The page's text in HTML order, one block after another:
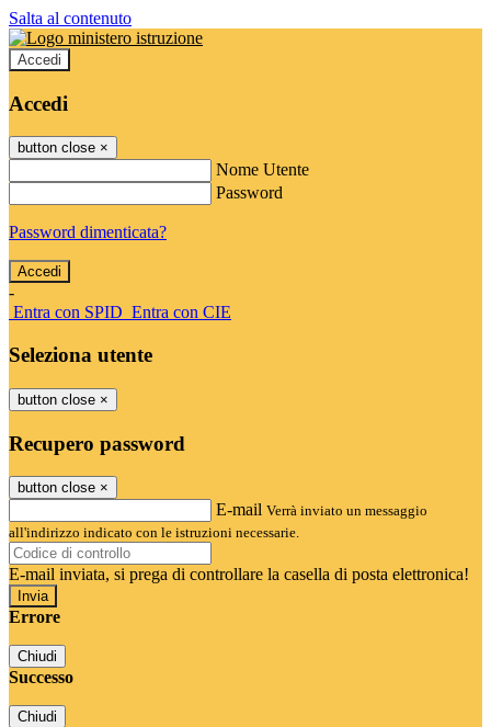
Salta al contenuto
Accedi
Accedi
button close ×
Nome Utente
Password
Password dimenticata?
-
Entra con SPID Entra con CIE
Seleziona utente
button close ×
Recupero password
button close ×
E-mail Verrà inviato un messaggio
all'indirizzo indicato con le istruzioni necessarie.
E-mail inviata, si prega di controllare la casella di posta elettronica!
Errore
Chiudi
Successo
Chiudi